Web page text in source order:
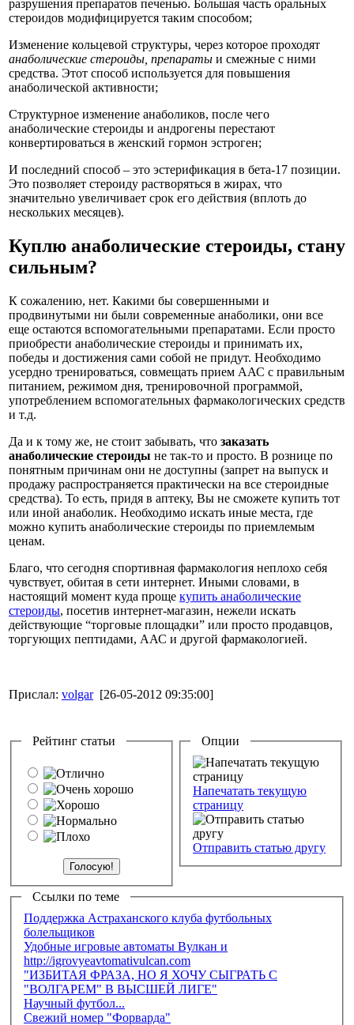
разрушения препаратов печенью. Большая часть оральных
стероидов модифицируется таким способом;
Изменение кольцевой структуры, через которое проходят
анаболические стероиды, препараты и смежные с ними
средства. Этот способ используется для повышения
анаболической активности;
Структурное изменение анаболиков, после чего
анаболические стероиды и андрогены перестают
конвертироваться в женский гормон эстроген;
И последний способ – это эстерификация в бета-17 позиции.
Это позволяет стероиду растворяться в жирах, что
значительно увеличивает срок его действия (вплоть до
нескольких месяцев).
Куплю анаболические стероиды, стану
сильным?
К сожалению, нет. Какими бы совершенными и
продвинутыми ни были современные анаболики, они все
еще остаются вспомогательными препаратами. Если просто
приобрести анаболические стероиды и принимать их,
победы и достижения сами собой не придут. Необходимо
усердно тренироваться, совмещать прием ААС с правильным
питанием, режимом дня, тренировочной программой,
употреблением вспомогательных фармакологических средств
и т.д.
Да и к тому же, не стоит забывать, что заказать
анаболические стероиды не так-то и просто. В рознице по
понятным причинам они не доступны (запрет на выпуск и
продажу распространяется практически на все стероидные
средства). То есть, придя в аптеку, Вы не сможете купить тот
или иной анаболик. Необходимо искать иные места, где
можно купить анаболические стероиды по приемлемым
ценам.
Благо, что сегодня спортивная фармакология неплохо себя
чувствует, обитая в сети интернет. Иными словами, в
настоящий момент куда проще купить анаболические
стероиды, посетив интернет-магазин, нежели искать
действующие “торговые площадки” или просто продавцов,
торгующих пептидами, ААС и другой фармакологией.
Прислал: volgar [26-05-2012 09:35:00]
Рейтинг статьи Опции
Напечатать текущую
страницу
Отправить статью другу
Ссылки по теме
Поддержка Астраханского клуба футбольных
болельщиков
Удобные игровые автоматы Вулкан и
http://igrovyeavtomativulcan.com
"ИЗБИТАЯ ФРАЗА, НО Я ХОЧУ СЫГРАТЬ С
"ВОЛГАРЕМ" В ВЫСШЕЙ ЛИГЕ"
Научный футбол...
Свежий номер "Форварда"